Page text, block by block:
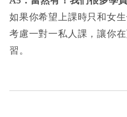
如果你希望上課時只和女
考慮一對一私人課，讓你
習。